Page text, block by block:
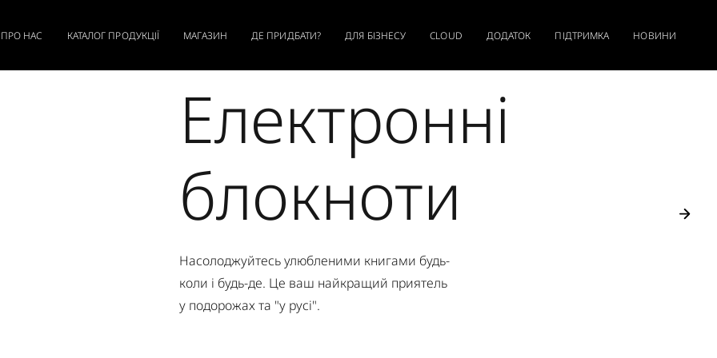
ПРО НАС КАТАЛОГ ПРОДУКЦІЇ МАГАЗИН ДЕ ПРИДБАТИ? ДЛЯ БІЗНЕСУ CLOUD ДОДАТОК ПІДТРИМКА НОВИНИ
Електронні
блокноти
Насолоджуйтесь улюбленими книгами будь-
коли і будь-де. Це ваш найкращий приятель
у подорожах та "у русі".